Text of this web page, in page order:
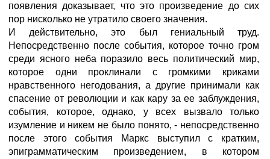
появления доказывает, что это произведение до сих
пор нисколько не утратило своего значения.
И действительно, это был гениальный труд.
Непосредственно после события, которое точно гром
среди ясного неба поразило весь политический мир,
которое одни проклинали с громкими криками
нравственного негодования, а другие принимали как
спасение от революции и как кару за ее заблуждения,
события, которое, однако, у всех вызвало только
изумление и никем не было понято, - непосредственно
после этого события Маркс выступил с кратким,
эпиграмматическим произведением, в котором